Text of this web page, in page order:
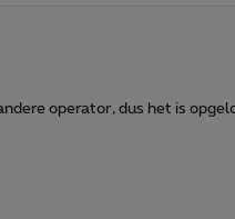
operator, dus het is